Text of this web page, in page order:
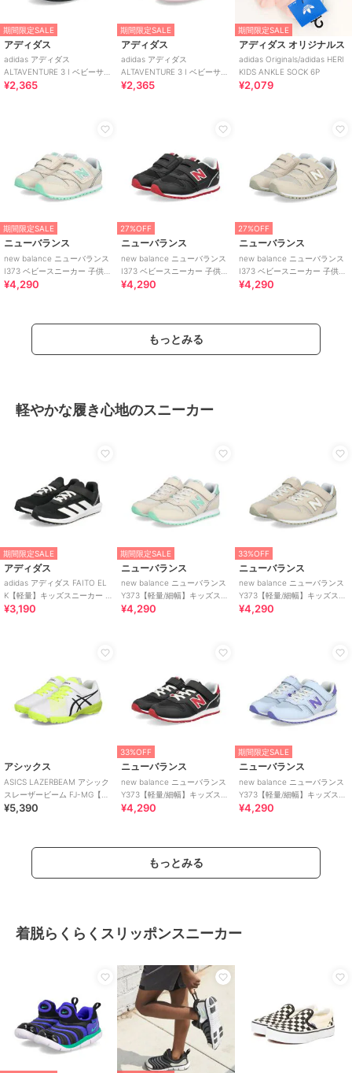
期間限定SALE
アディダス
adidas アディダス
ALTAVENTURE 3 I ベビーサン
ダル キッズサマーシューズ
¥2,365
期間限定SALE
アディダス
adidas アディダス
ALTAVENTURE 3 I ベビーサン
ダル キッズサマーシューズ
¥2,365
期間限定SALE
アディダス オリジナルス
adidas Originals/adidas HERI
KIDS ANKLE SOCK 6P
¥2,079
期間限定SALE
ニューバランス
new balance ニューバランス
I373 ベビースニーカー 子供靴
ワンベルト
¥4,290
27%OFF
ニューバランス
new balance ニューバランス
I373 ベビースニーカー 子供靴
ワンベルト
¥4,290
27%OFF
ニューバランス
new balance ニューバランス
I373 ベビースニーカー 子供靴
ワンベルト
¥4,290
もっとみる
軽やかな履き心地のスニーカー
期間限定SALE
アディダス
adidas アディダス FAITO EL
K【軽量】キッズスニーカー 運
動会
¥3,190
期間限定SALE
ニューバランス
new balance ニューバランス
Y373【軽量/細幅】キッズスニ
ーカー 子供靴
¥4,290
33%OFF
ニューバランス
new balance ニューバランス
Y373【軽量/細幅】キッズスニ
ーカー 子供靴
¥4,290
アシックス
ASICS LAZERBEAM アシック
スレーザービーム FJ-MG【軽
量】サッカーテイストモデル
¥5,390
33%OFF
ニューバランス
new balance ニューバランス
Y373【軽量/細幅】キッズスニ
ーカー 子供靴
¥4,290
期間限定SALE
ニューバランス
new balance ニューバランス
Y373【軽量/細幅】キッズスニ
ーカー 子供靴
¥4,290
もっとみる
着脱らくらくスリッポンスニーカー